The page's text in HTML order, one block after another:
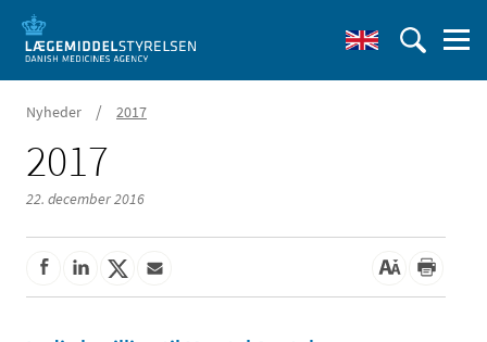
Nyheder / 2017
2017
22. december 2016